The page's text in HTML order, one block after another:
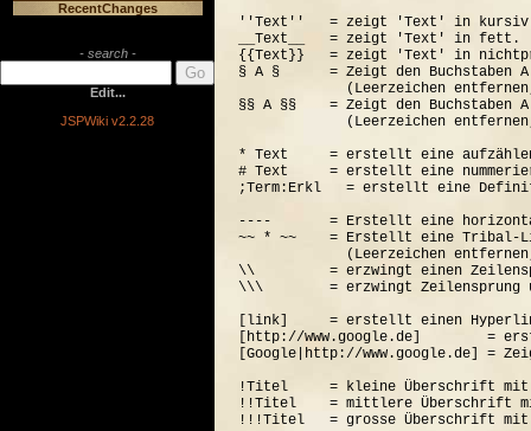
RecentChanges
- search -
Edit...
JSPWiki v2.2.28
''Text''   = zeigt 'Text' in
__Text__   = zeigt 'Text' in fett.
{{Text}}   = zeigt 'Text' in
§ A §      = Zeigt den Buchstaben
(Leerzeichen
§§ A §§    = Zeigt den Buchstaben
(Leerzeichen
* Text     = erstellt eine
# Text     = erstellt eine
;Term:Erkl   = erstellt eine
----       = Erstellt eine
~~ * ~~    = Erstellt eine Tribal-
(Leerzeichen
\\         = erzwingt einen
\\\        = erzwingt Zeilensprung
[link]     = erstellt einen
[http://www.google.de]        =
[Google|http://www.google.de] =
!Titel     = kleine Überschrift
!!Titel    = mittlere Überschrift
!!!Titel   = grosse Überschrift